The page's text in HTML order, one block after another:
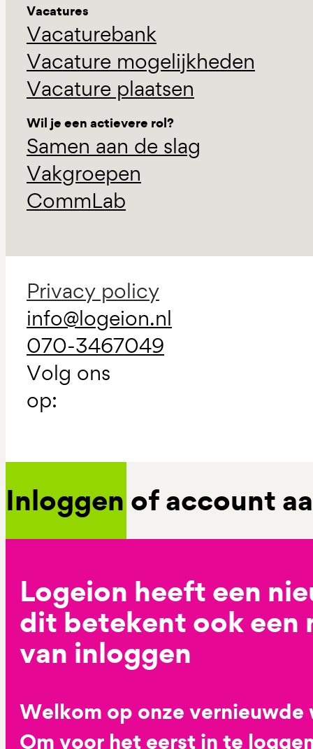
Vacatures
Vacaturebank
Vacature mogelijkheden
Vacature plaatsen
Wil je een actievere rol?
Samen aan de slag
Vakgroepen
CommLab
Privacy policy
info@logeion.nl
070-3467049
Volg ons
op:
Inloggen of account
Logeion heeft een
dit betekent ook een
van inloggen
Welkom op onze vernieuwde
Om voor het eerst in te